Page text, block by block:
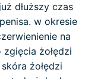
dłuższy czas
w okresie
na
żołędzi
żołędzi